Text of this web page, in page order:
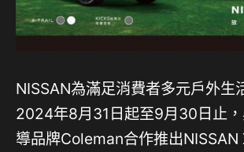
NISSAN為滿足消費者多元戶外生
2024年8月31日起至9月30日止
導品牌Coleman合作推出NISSAN